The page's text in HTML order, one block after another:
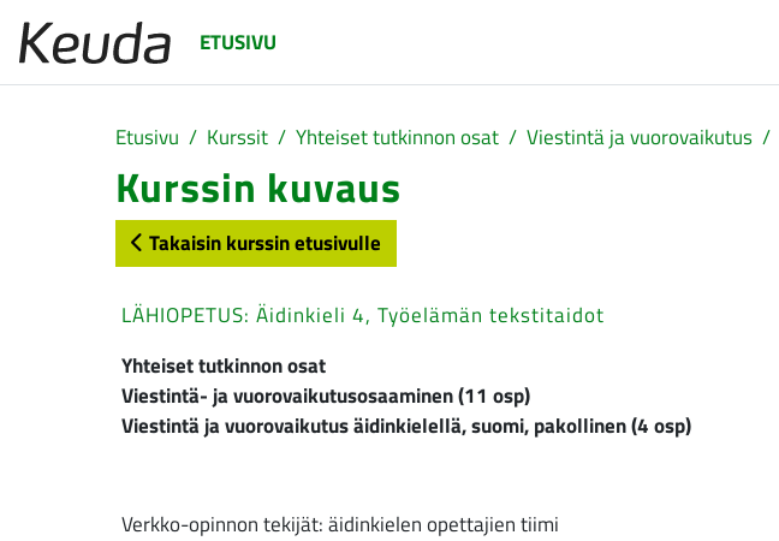
ETUSIVU
Etusivu Kurssit Yhteiset tutkinnon osat Viestintä ja vuorovaikutus
Kurssin kuvaus
Takaisin kurssin etusivulle
LÄHIOPETUS: Äidinkieli 4, Työelämän tekstitaidot
Yhteiset tutkinnon osat
Viestintä- ja vuorovaikutusosaaminen (11 osp)
Viestintä ja vuorovaikutus äidinkielellä, suomi, pakollinen (4 osp)
Verkko-opinnon tekijät: äidinkielen opettajien tiimi